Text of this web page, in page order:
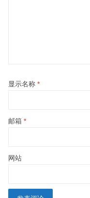
显示名称 *
邮箱 *
网站